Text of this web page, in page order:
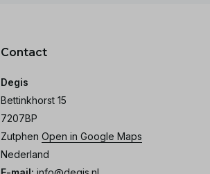
Contact
Degis
Bettinkhorst 15
7207BP
Zutphen Open in Google Maps
Nederland